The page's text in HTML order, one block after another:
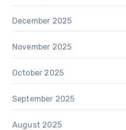
December 2025
November 2025
October 2025
September 2025
August 2025